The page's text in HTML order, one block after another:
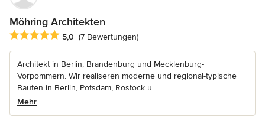
Möhring Architekten
Durchschnittliche Bewertung: 5 von 5 Sternen
5,0 (7 Bewertungen)
Architekt in Berlin, Brandenburg und Mecklenburg-
Vorpommern. Wir realiseren moderne und regional-typische
Bauten in Berlin, Potsdam, Rostock u...
Mehr